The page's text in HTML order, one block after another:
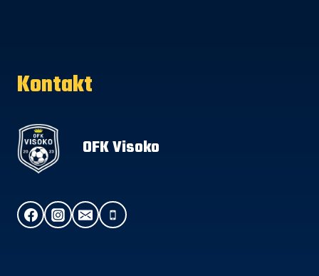
Kontakt
OFK Visoko